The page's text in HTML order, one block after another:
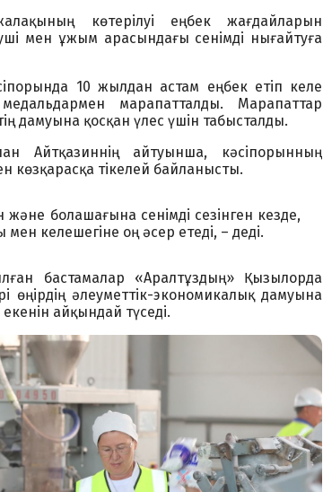
көтерілуі еңбек жағдайларын
мен ұжым арасындағы сенімді нығайтуға
10 жылдан астам еңбек етіп келе
марапатталды. Марапаттар
дамуына қосқан үлес үшін табысталды.
Айтқазиннің айтуынша, кәсіпорынның
көзқарасқа тікелей байланысты.
болашағына сенімді сезінген кезде,
келешегіне оң әсер етеді, – деді.
бастамалар «Аралтұздың» Қызылорда
өңірдің әлеуметтік-экономикалық дамуына
айқындай түседі.